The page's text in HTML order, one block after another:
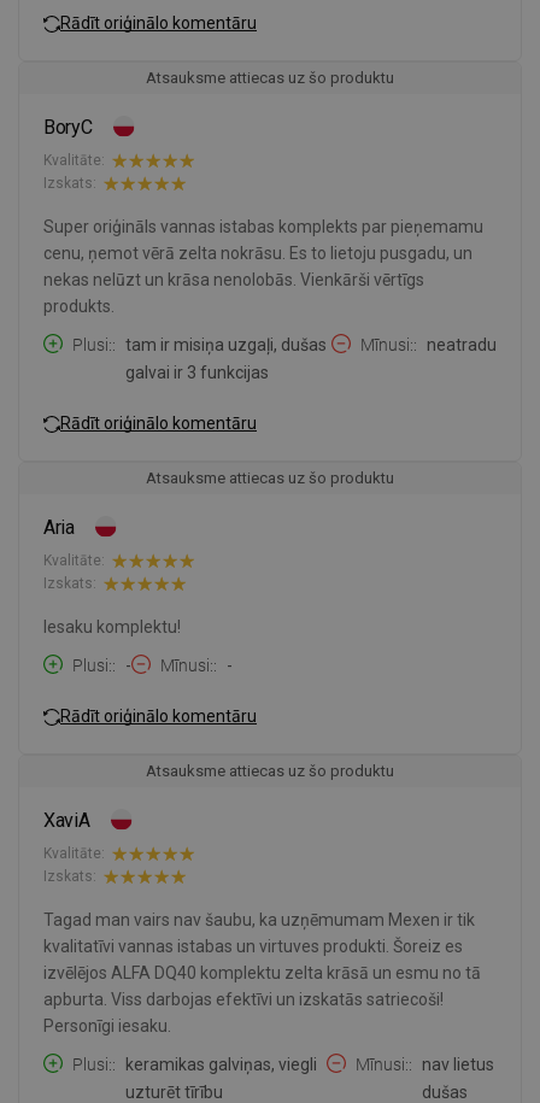
Rādīt oriģinālo komentāru
Atsauksme attiecas uz šo produktu
BoryC
Kvalitāte:
Izskats:
Super oriģināls vannas istabas komplekts par pieņemamu
cenu, ņemot vērā zelta nokrāsu. Es to lietoju pusgadu, un
nekas nelūzt un krāsa nenolobās. Vienkārši vērtīgs
produkts.
Plusi:
tam ir misiņa uzgaļi, dušas
galvai ir 3 funkcijas
Mīnusi: neatradu
Rādīt oriģinālo komentāru
Atsauksme attiecas uz šo produktu
Aria
Kvalitāte:
Izskats:
Iesaku komplektu!
Plusi:
- Mīnusi: -
Rādīt oriģinālo komentāru
Atsauksme attiecas uz šo produktu
XaviA
Kvalitāte:
Izskats:
Tagad man vairs nav šaubu, ka uzņēmumam Mexen ir tik
kvalitatīvi vannas istabas un virtuves produkti. Šoreiz es
izvēlējos ALFA DQ40 komplektu zelta krāsā un esmu no tā
apburta. Viss darbojas efektīvi un izskatās satriecoši!
Personīgi iesaku.
Plusi:
keramikas galviņas, viegli
uzturēt tīrību
Mīnusi:
nav lietus
dušas